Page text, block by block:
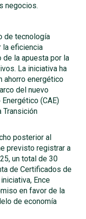
negocios.
de tecnología
la eficiencia
la apuesta por la
La iniciativa ha
ahorro energético
del nuevo
(CAE)
Transición
posterior al
previsto registrar a
un total de 30
de Certificados de
Ence
en favor de la
de economía